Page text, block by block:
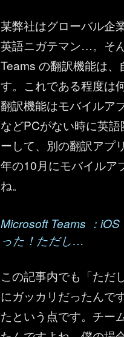
某弊社はグローバル企
英語ニガテマン…。そ
Teams の翻訳機能は
す。これである程度は
翻訳機能はモバイルア
などPCがない時に英
ーして、別の翻訳アプ
年の10月にモバイルア
ね。
Microsoft Teams ：
った！ただし…
この記事内でも「ただ
にガッカリだったんで
たという点です。チー